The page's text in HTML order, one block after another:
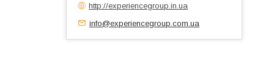
http://experiencegroup.in.ua
info@experiencegroup.com.ua